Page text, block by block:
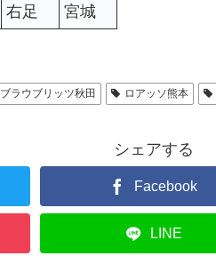
右足 宮城
ブラウブリッツ秋田 ロアッソ熊本
シェアする
Facebook
LINE